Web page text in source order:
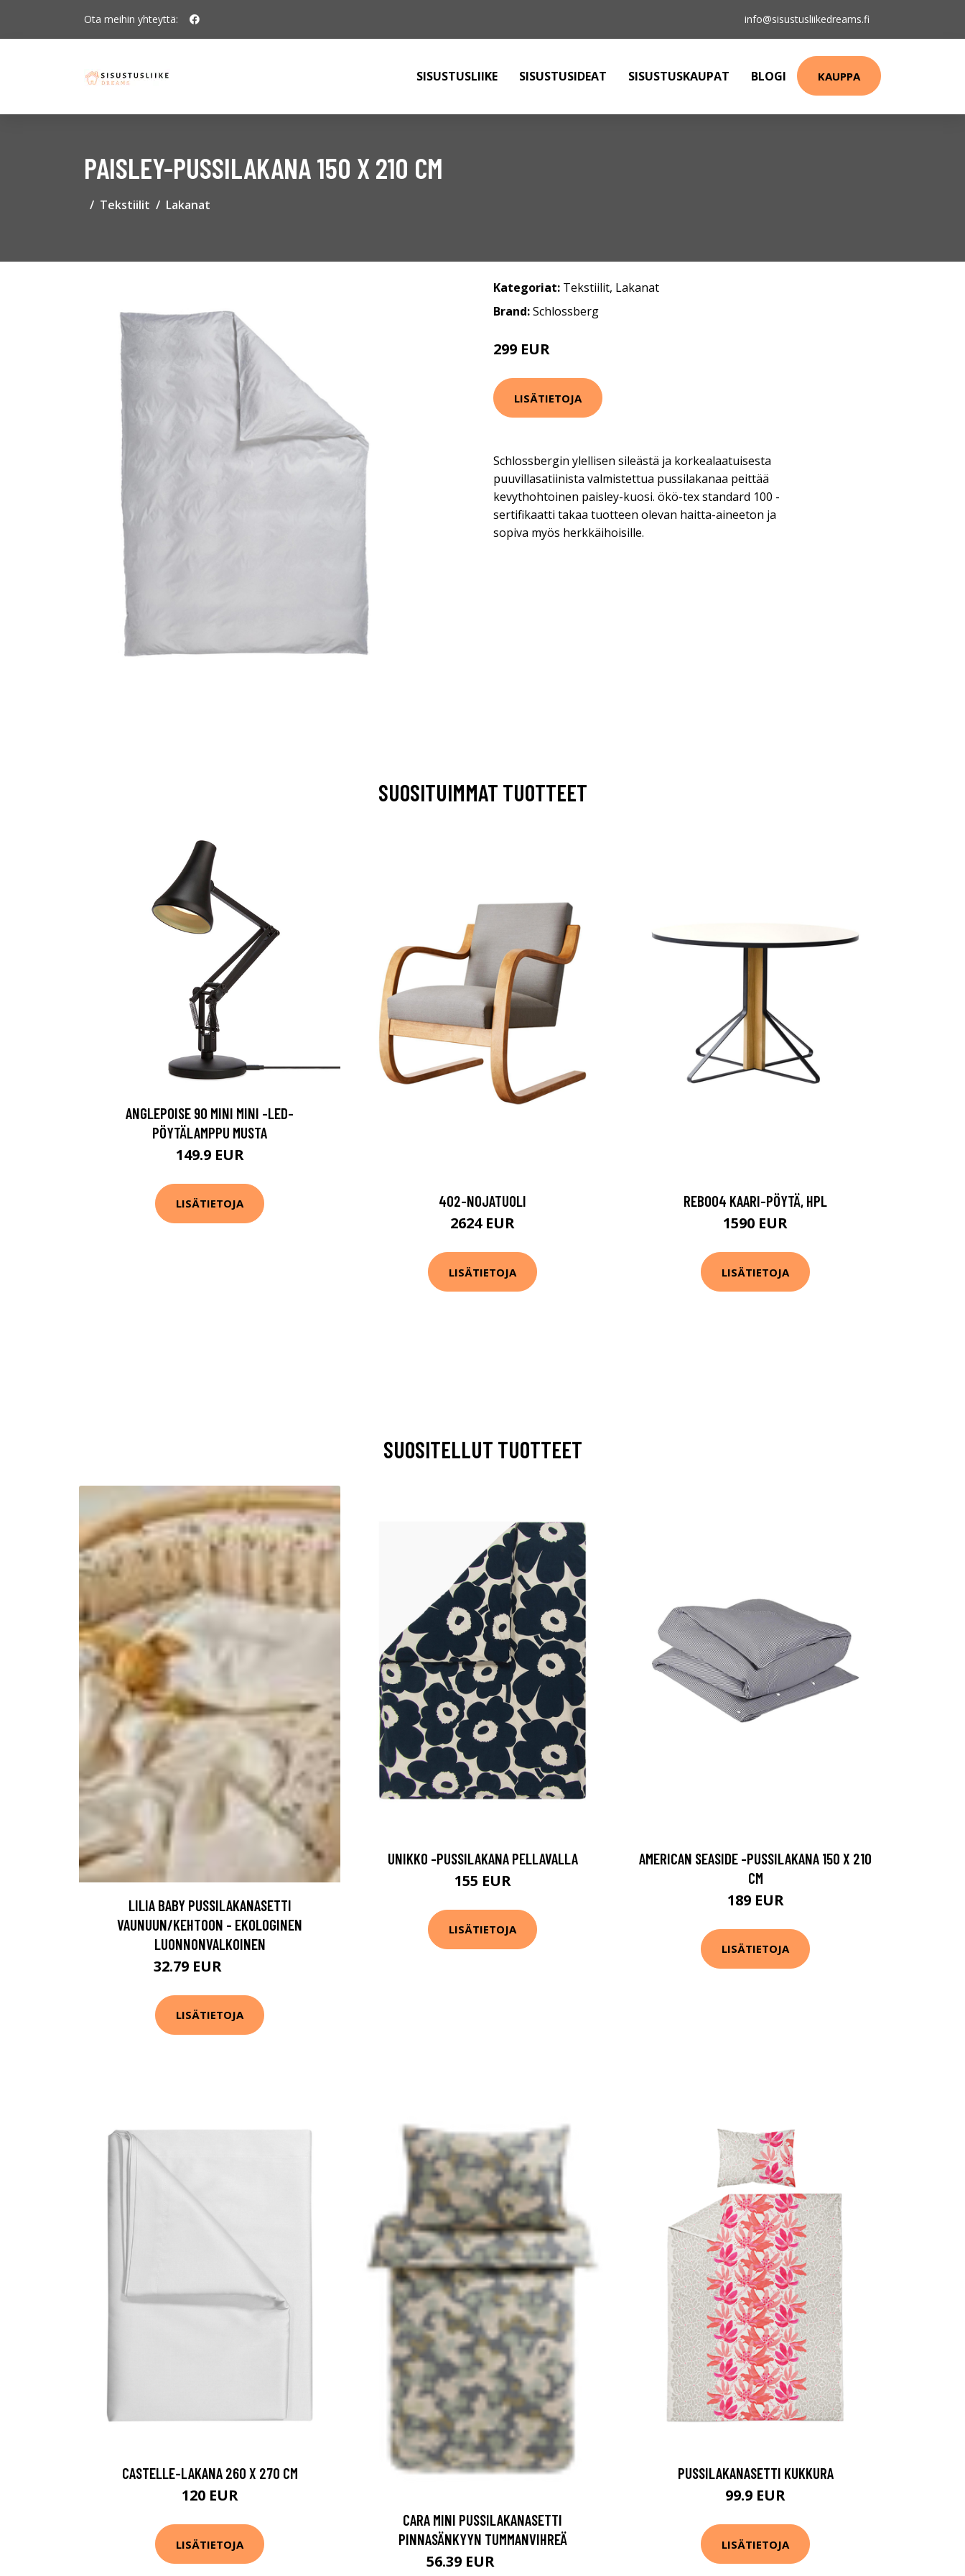
Ota meihin yhteyttä: info@sisustusliikedreams.fi
SISUSTUSLIIKE SISUSTUSIDEAT SISUSTUSKAUPAT BLOGI KAUPPA
PAISLEY-PUSSILAKANA 150 X 210 CM
Tekstiilit Lakanat
Kategoriat: Tekstiilit, Lakanat
Brand:Schlossberg
299 EUR
LISÄTIETOJA
Schlossbergin ylellisen sileästä ja korkealaatuisesta
puuvillasatiinista valmistettua pussilakanaa peittää
kevythohtoinen paisley-kuosi. ökö-tex standard 100 -
sertifikaatti takaa tuotteen olevan haitta-aineeton ja
sopiva myös herkkäihoisille.
SUOSITUIMMAT TUOTTEET
ANGLEPOISE 90 MINI MINI -LED-
PÖYTÄLAMPPU MUSTA
149.9 EUR
LISÄTIETOJA 402-NOJATUOLI
2624 EUR
LISÄTIETOJA
REB004 KAARI-PÖYTÄ, HPL
1590 EUR
LISÄTIETOJA
SUOSITELLUT TUOTTEET
LILIA BABY PUSSILAKANASETTI
VAUNUUN/KEHTOON - EKOLOGINEN
LUONNONVALKOINEN
32.79 EUR
LISÄTIETOJA
UNIKKO -PUSSILAKANA PELLAVALLA
155 EUR
LISÄTIETOJA
AMERICAN SEASIDE -PUSSILAKANA 150 X 210
CM
189 EUR
LISÄTIETOJA
CASTELLE-LAKANA 260 X 270 CM
120 EUR
LISÄTIETOJA
CARA MINI PUSSILAKANASETTI
PINNASÄNKYYN TUMMANVIHREÄ
56.39 EUR
PUSSILAKANASETTI KUKKURA
99.9 EUR
LISÄTIETOJA